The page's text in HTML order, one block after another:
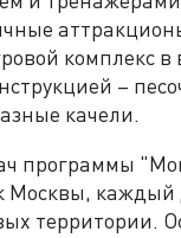
комплекс в
–
качели.
программы
Москвы, каждый
территории.